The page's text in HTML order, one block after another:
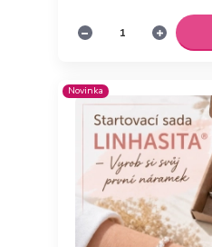
Novinka